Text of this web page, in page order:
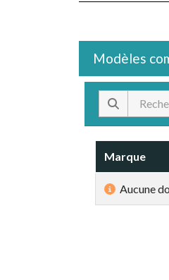
Modèles
Marque
Aucune